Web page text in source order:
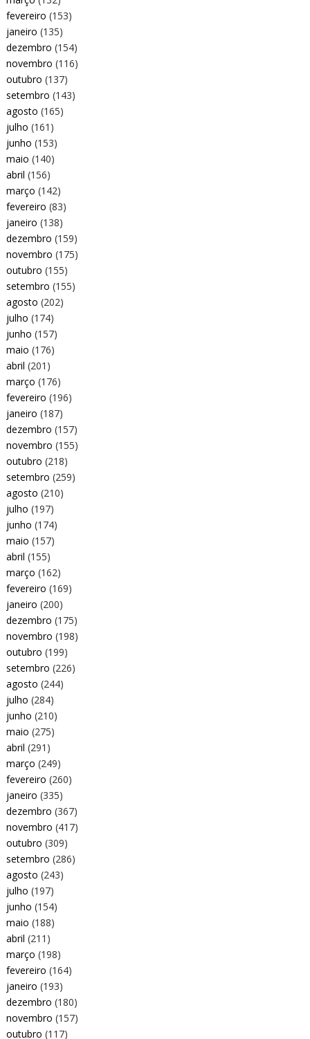
fevereiro (153)
janeiro (135)
dezembro (154)
novembro (116)
outubro (137)
setembro (143)
agosto (165)
julho (161)
junho (153)
maio (140)
abril (156)
março (142)
fevereiro (83)
janeiro (138)
dezembro (159)
novembro (175)
outubro (155)
setembro (155)
agosto (202)
julho (174)
junho (157)
maio (176)
abril (201)
março (176)
fevereiro (196)
janeiro (187)
dezembro (157)
novembro (155)
outubro (218)
setembro (259)
agosto (210)
julho (197)
junho (174)
maio (157)
abril (155)
março (162)
fevereiro (169)
janeiro (200)
dezembro (175)
novembro (198)
outubro (199)
setembro (226)
agosto (244)
julho (284)
junho (210)
maio (275)
abril (291)
março (249)
fevereiro (260)
janeiro (335)
dezembro (367)
novembro (417)
outubro (309)
setembro (286)
agosto (243)
julho (197)
junho (154)
maio (188)
abril (211)
março (198)
fevereiro (164)
janeiro (193)
dezembro (180)
novembro (157)
outubro (117)